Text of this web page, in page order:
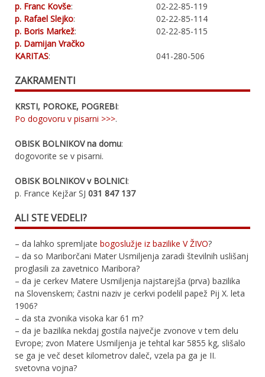
p. Franc Kovše:
02-22-85-119
p. Rafael Slejko:
02-22-85-114
p. Boris Markež:
02-22-85-115
p. Damijan Vračko
KARITAS: 041-280-506
ZAKRAMENTI
KRSTI, POROKE, POGREBI:
Po dogovoru v pisarni >>>.
OBISK BOLNIKOV na domu:
dogovorite se v pisarni.
OBISK BOLNIKOV v BOLNICI:
p. France Kejžar SJ 031 847 137
ALI STE VEDELI?
– da lahko spremljate bogoslužje iz bazilike V ŽIVO?
– da so Mariborčani Mater Usmiljenja zaradi številnih uslišanj
proglasili za zavetnico Maribora?
– da je cerkev Matere Usmiljenja najstarejša (prva) bazilika
na Slovenskem; častni naziv je cerkvi podelil papež Pij X. leta
1906?
– da sta zvonika visoka kar 61 m?
– da je bazilika nekdaj gostila največje zvonove v tem delu
Evrope; zvon Matere Usmiljenja je tehtal kar 5855 kg, slišalo
se ga je več deset kilometrov daleč, vzela pa ga je II.
svetovna vojna?